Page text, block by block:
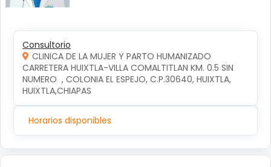
Consultorio
CLINICA DE LA MUJER Y PARTO HUMANIZADO
CARRETERA HUIXTLA-VILLA COMALTITLAN KM. 0.5 SIN
NUMERO  , COLONIA EL ESPEJO, C.P.30640, HUIXTLA,
HUIXTLA,CHIAPAS
Horarios disponibles